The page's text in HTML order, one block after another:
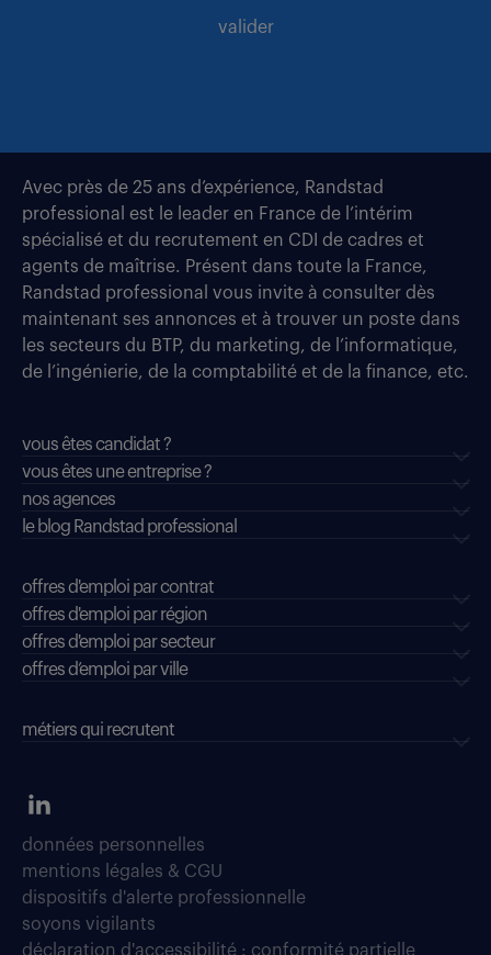
valider
Avec près de 25 ans d’expérience, Randstad
professional est le leader en France de l’intérim
spécialisé et du recrutement en CDI de cadres et
agents de maîtrise. Présent dans toute la France,
Randstad professional vous invite à consulter dès
maintenant ses annonces et à trouver un poste dans
les secteurs du BTP, du marketing, de l’informatique,
de l’ingénierie, de la comptabilité et de la finance, etc.
vous êtes candidat ?
vous êtes une entreprise ?
nos agences
le blog Randstad professional
offres d'emploi par contrat
offres d'emploi par région
offres d'emploi par secteur
offres d’emploi par ville
métiers qui recrutent
données personnelles
mentions légales & CGU
dispositifs d'alerte professionnelle
soyons vigilants
déclaration d'accessibilité : conformité partielle